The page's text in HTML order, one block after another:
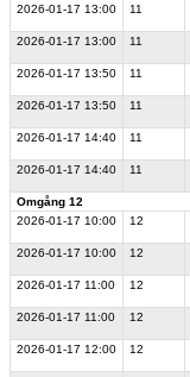
2026-01-17 13:00 11
2026-01-17 13:00 11
2026-01-17 13:50 11
2026-01-17 13:50 11
2026-01-17 14:40 11
2026-01-17 14:40 11
Omgång 12
2026-01-17 10:00 12
2026-01-17 10:00 12
2026-01-17 11:00 12
2026-01-17 11:00 12
2026-01-17 12:00 12